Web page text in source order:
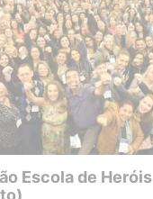
Escola de Heróis